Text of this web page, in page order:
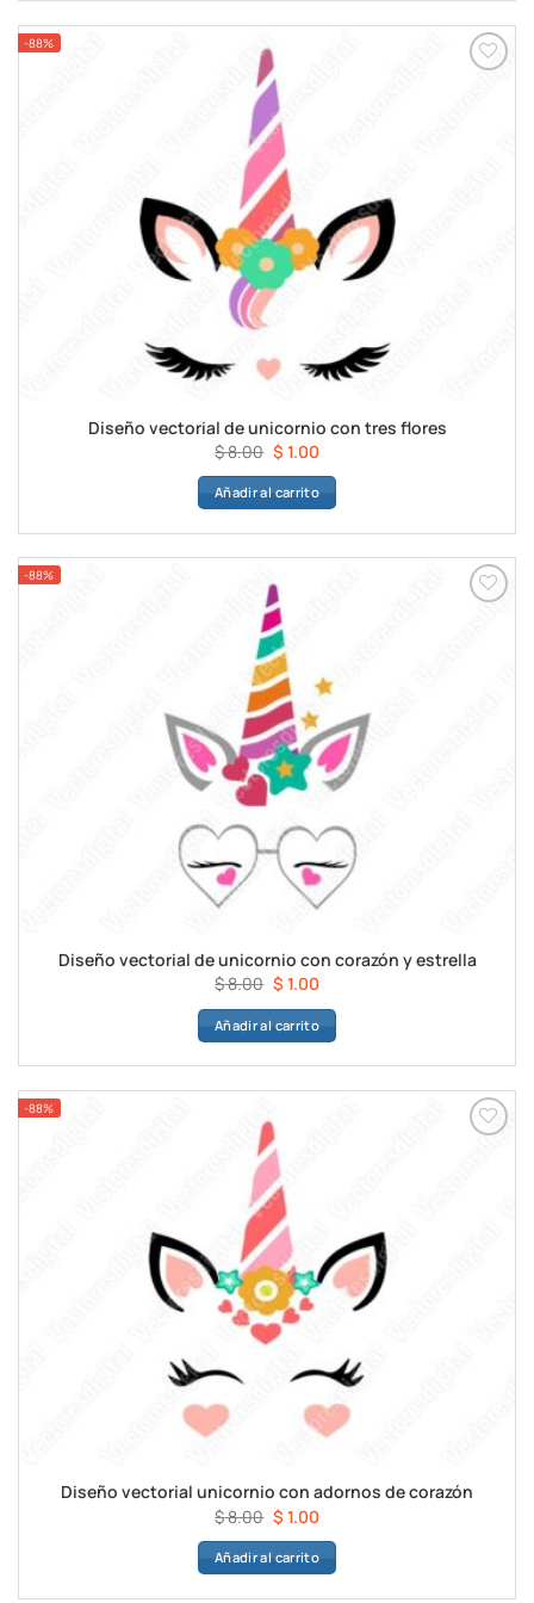
$ 8.00.$ 1.00.
-88%
Diseño vectorial de unicornio con tres flores
$8.00 El
precio
original
$ 8.00.
$ 1.00El
precio
actual
$ 1.00.
Añadir al carrito
-88%
Diseño vectorial de unicornio con corazón y estrella
$8.00 El
precio
original
$ 8.00.
$ 1.00El
precio
actual
$ 1.00.
Añadir al carrito
-88%
Diseño vectorial unicornio con adornos de corazón
$8.00 El
precio
original
$ 1.00El
precio
actual
Añadir al carrito